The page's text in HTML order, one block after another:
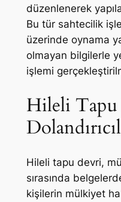
düzenlenerek
Bu tür sahtecilik
üzerinde oynama
olmayan bilgilerle
işlemi
Hileli
Hileli tapu devri,
sırasında
kişilerin mülkiyet